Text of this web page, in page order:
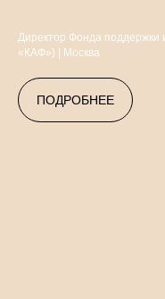
Директор Фонда
«КАФ») | Москва
ПОДРОБНЕЕ